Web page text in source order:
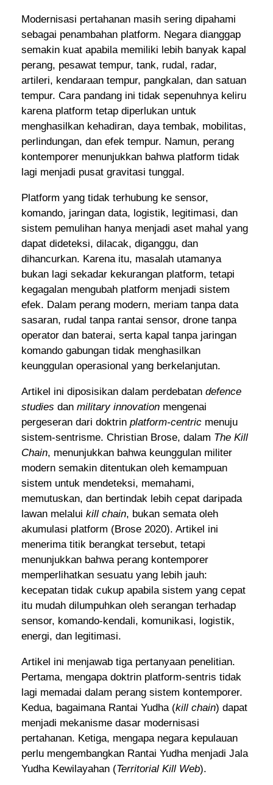
Modernisasi pertahanan masih sering dipahami
sebagai penambahan platform. Negara dianggap
semakin kuat apabila memiliki lebih banyak kapal
perang, pesawat tempur, tank, rudal, radar,
artileri, kendaraan tempur, pangkalan, dan satuan
tempur. Cara pandang ini tidak sepenuhnya keliru
karena platform tetap diperlukan untuk
menghasilkan kehadiran, daya tembak, mobilitas,
perlindungan, dan efek tempur. Namun, perang
kontemporer menunjukkan bahwa platform tidak
lagi menjadi pusat gravitasi tunggal.
Platform yang tidak terhubung ke sensor,
komando, jaringan data, logistik, legitimasi, dan
sistem pemulihan hanya menjadi aset mahal yang
dapat dideteksi, dilacak, diganggu, dan
dihancurkan. Karena itu, masalah utamanya
bukan lagi sekadar kekurangan platform, tetapi
kegagalan mengubah platform menjadi sistem
efek. Dalam perang modern, meriam tanpa data
sasaran, rudal tanpa rantai sensor, drone tanpa
operator dan baterai, serta kapal tanpa jaringan
komando gabungan tidak menghasilkan
keunggulan operasional yang berkelanjutan.
Artikel ini diposisikan dalam perdebatandefence
studies danmilitary innovation mengenai
pergeseran dari doktrinplatform-centric menuju
sistem-sentrisme. Christian Brose, dalam The Kill
Chain, menunjukkan bahwa keunggulan militer
modern semakin ditentukan oleh kemampuan
sistem untuk mendeteksi, memahami,
memutuskan, dan bertindak lebih cepat daripada
lawan melaluikill chain, bukan semata oleh
akumulasi platform (Brose 2020). Artikel ini
menerima titik berangkat tersebut, tetapi
menunjukkan bahwa perang kontemporer
memperlihatkan sesuatu yang lebih jauh:
kecepatan tidak cukup apabila sistem yang cepat
itu mudah dilumpuhkan oleh serangan terhadap
sensor, komando-kendali, komunikasi, logistik,
energi, dan legitimasi.
Artikel ini menjawab tiga pertanyaan penelitian.
Pertama, mengapa doktrin platform-sentris tidak
lagi memadai dalam perang sistem kontemporer.
Kedua, bagaimana Rantai Yudha (kill chain) dapat
menjadi mekanisme dasar modernisasi
pertahanan. Ketiga, mengapa negara kepulauan
perlu mengembangkan Rantai Yudha menjadi Jala
Yudha Kewilayahan (Territorial Kill Web).